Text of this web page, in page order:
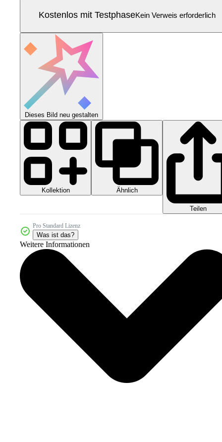
Kostenlos mit TestphaseKein Verweis erforderlich
Dieses Bild neu gestalten
Kollektion Ähnlich
Teilen
Pro Standard Lizenz
Was ist das?
Weitere Informationen